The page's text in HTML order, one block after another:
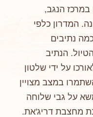
הנגב,
המדרון כלפי
נתיבים
הנתיב
על ידי שלטון
במצב מצויין
על גבי שלוחה
מחצבת דריג'את.